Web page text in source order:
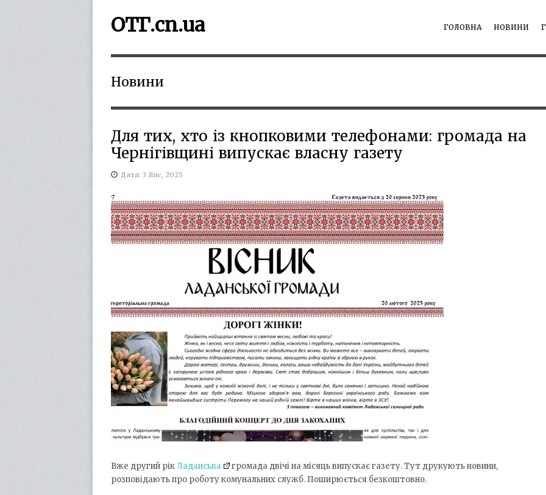
ГОЛОВНА НОВИНИ
ОТГ.cn.ua
Новини
Для тих, хто із кнопковими телефонами: громада на
Чернігівщині випускає власну газету
Дата: 3 Лис, 2025
Вже другий рікЛаданська
громада двічі на місяць випускає газету. Тут друкують новини,
розповідають про роботу комунальних служб. Поширюється безкоштовно.